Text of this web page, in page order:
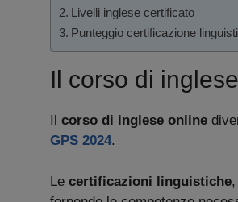
Livelli inglese certificato
Punteggio certificazione
Il corso di
Il corso di inglese online
GPS 2024.
Le certificazioni linguistiche